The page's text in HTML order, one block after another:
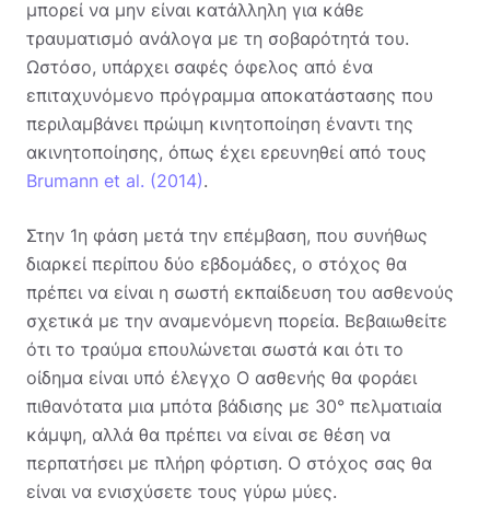
μπορεί να μην είναι κατάλληλη για κάθε
τραυματισμό ανάλογα με τη σοβαρότητά του.
Ωστόσο, υπάρχει σαφές όφελος από ένα
επιταχυνόμενο πρόγραμμα αποκατάστασης που
περιλαμβάνει πρώιμη κινητοποίηση έναντι της
ακινητοποίησης, όπως έχει ερευνηθεί από τους
Brumann et al. (2014).
Στην 1η φάση μετά την επέμβαση, που συνήθως
διαρκεί περίπου δύο εβδομάδες, ο στόχος θα
πρέπει να είναι η σωστή εκπαίδευση του ασθενούς
σχετικά με την αναμενόμενη πορεία. Βεβαιωθείτε
ότι το τραύμα επουλώνεται σωστά και ότι το
οίδημα είναι υπό έλεγχο Ο ασθενής θα φοράει
πιθανότατα μια μπότα βάδισης με 30° πελματιαία
κάμψη, αλλά θα πρέπει να είναι σε θέση να
περπατήσει με πλήρη φόρτιση. Ο στόχος σας θα
είναι να ενισχύσετε τους γύρω μύες.